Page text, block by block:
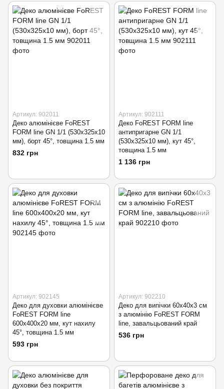
Артикул: 902011
Деко алюмінієве FoREST
FORM line GN 1/1 (530х325х10
мм), борт 45°, товщина 1.5 мм
832 грн
Артикул: 902111
Деко FoREST FORM line
антипригарне GN 1/1
(530х325х10 мм), кут 45°,
товщина 1.5 мм
1 136 грн
Артикул: 902145
Деко для духовки алюмінієве
FoREST FORM line
600х400х20 мм, кут нахилу
45°, товщина 1.5 мм
593 грн
Артикул: 902210
Деко для випічки 60х40х3 см
з алюмінію FoREST FORM
line, завальцьований край
536 грн